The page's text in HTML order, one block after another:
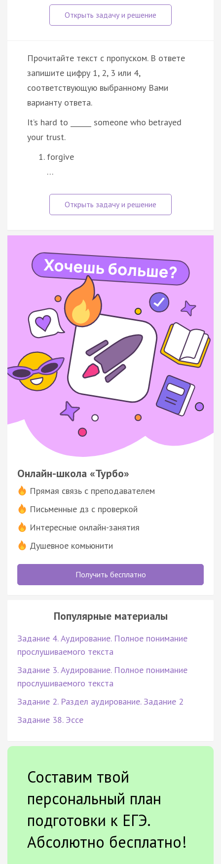
Прочитайте текст с пропуском. В ответе
запишите цифру 1, 2, 3 или 4,
соответствующую выбранному Вами
варианту ответа.
It’s hard to ______ someone who betrayed
your trust.
forgive
…
Онлайн-школа «Турбо»
Прямая связь с преподавателем
Письменные дз с проверкой
Интересные онлайн-занятия
Душевное комьюнити
Получить бесплатно
Популярные материалы
Задание 4. Аудирование. Полное понимание
прослушиваемого текста
Задание 3. Аудирование. Полное понимание
прослушиваемого текста
Задание 2. Раздел аудирование. Задание 2
Задание 38. Эссе
Составим твой
персональный план
подготовки к ЕГЭ.
Абсолютно бесплатно!